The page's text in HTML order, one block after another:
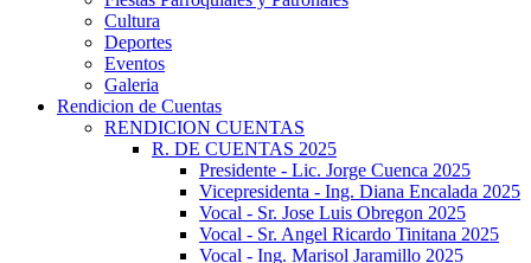
Cultura
Deportes
Eventos
Galeria
Rendicion de Cuentas
RENDICION CUENTAS
R. DE CUENTAS 2025
Presidente - Lic. Jorge Cuenca 2025
Vicepresidenta - Ing. Diana Encalada 2025
Vocal - Sr. Jose Luis Obregon 2025
Vocal - Sr. Angel Ricardo Tinitana 2025
Vocal - Ing. Marisol Jaramillo 2025